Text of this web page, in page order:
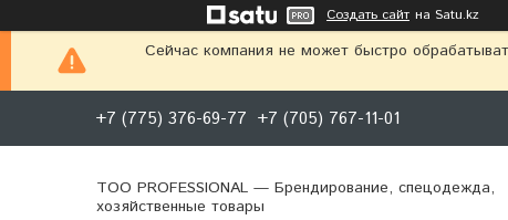
Создать сайт на Satu.kz
Сейчас компания не может быстро
+7 (775) 376-69-77 +7 (705) 767-11-01
ТОО PROFESSIONAL — Брендирование, спецодежда,
хозяйственные товары